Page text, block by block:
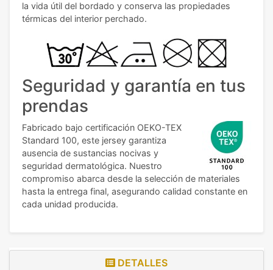
la vida útil del bordado y conserva las propiedades
térmicas del interior perchado.
Seguridad y garantía en tus
prendas
Fabricado bajo certificación OEKO-TEX
Standard 100, este jersey garantiza
ausencia de sustancias nocivas y
seguridad dermatológica. Nuestro
compromiso abarca desde la selección de materiales
hasta la entrega final, asegurando calidad constante en
cada unidad producida.
DETALLES